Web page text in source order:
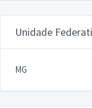
Unidade
MG